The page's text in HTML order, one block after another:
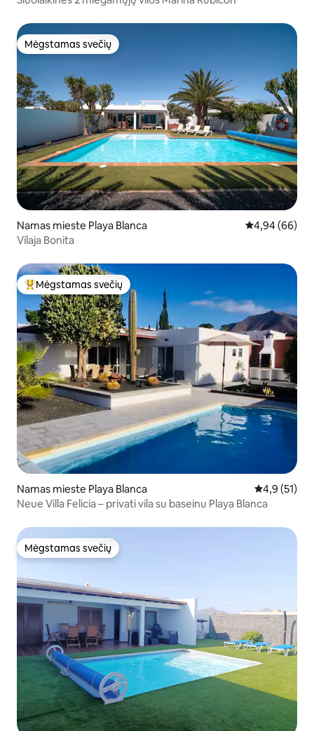
Mėgstamas svečių
Mėgstamas svečių
Namas mieste Playa Blanca Vidutinis
4,94 (66)
Vilaja Bonita
Svečių mėgstamiausias
Mėgstamas svečių
Namas mieste Playa Blanca Vidutinis
4,9 (51)
Neue Villa Felicia – privati vila su baseinu Playa Blanca
Mėgstamas svečių
Mėgstamas svečių